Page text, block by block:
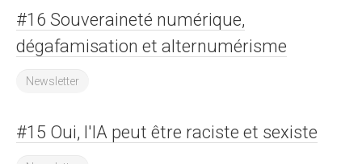
#16 Souveraineté numérique,
dégafamisation et alternumérisme
Newsletter
#15 Oui, l'IA peut être raciste et sexiste